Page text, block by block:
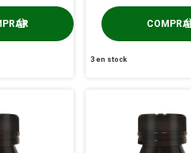
3 en stock